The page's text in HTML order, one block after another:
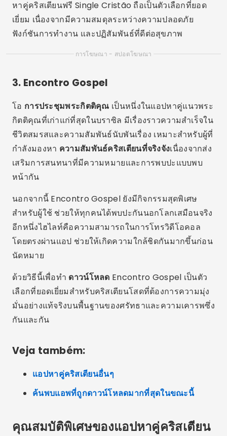
ชีวิตสมรสและความสัมพันธ์นับพันเรื่อง เหมาะสำหรับผู้ที่
กำลังมองหาความสัมพันธ์คริสเตียนที่จริงจังเนื่องจากส่ง
เสริมการสนทนาที่มีความหมายและการพบปะแบบพบ
สำหรับผู้ใช้ ช่วยให้ทุกคนได้พบปะกันนอกโลกเสมือนจริง
อีกหนึ่งไฮไลท์คือความสามารถในการโทรวิดีโอคอล
โดยตรงผ่านแอป ช่วยให้เกิดความใกล้ชิดกันมากขึ้นก่อน
นัดหมาย
ด้วยวิธีนี้เพื่อทำดาวน์โหลดEncontro Gospel เป็นตัว
เลือกที่ยอดเยี่ยมสำหรับคริสเตียนโสดที่ต้องการความมุ่ง
มั่นอย่างแท้จริงบนพื้นฐานของศรัทธาและความเคารพซึ่ง
กันและกัน
Veja também:
แอปหาคู่คริสเตียนอื่นๆ
คุณสมบัติพิเศษของแอปหาคู่คริสเตียน
นอกจากฟังก์ชันการค้นหาและแชทแบบดั้งเดิมแล้ว แอป
ตัวอย่างเช่น การหาเครื่องมือสำหรับการอธิษฐานเป็นก
ลุ่ม การอ่านพระคัมภีร์ประจำวัน และแม้แต่แผนการอ่าน
พระคัมภีร์ก็เป็นเรื่องปกติ
กำหนดเวลาการประชุมเสมือนจริง สตรีมการนมัสการสด
และรับการแจ้งเตือนแบบส่วนตัวพร้อมเคล็ดลับในการ